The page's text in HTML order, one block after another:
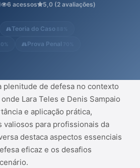
6 acessos 5,0 (2 avaliações)
Teoria do Caso
Prova Penal
plenitude de defesa no contexto
Lara Teles e Denis Sampaio
e aplicação prática,
para profissionais da
destaca aspectos essenciais
eficaz e os desafios